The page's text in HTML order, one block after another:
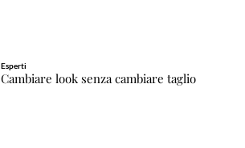
Esperti
Cambiare look senza cambiare taglio